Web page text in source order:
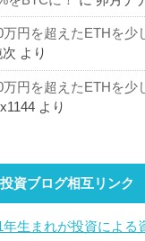
万円を超えたETHを少
より
万円を超えたETHを少
より
投資ブログ相互リンク
年生まれが投資による